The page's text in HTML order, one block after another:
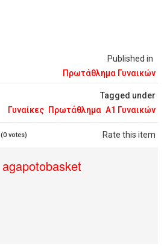
Published in
Πρωτάθλημα Γυναικών
Tagged under
Γυναίκες Πρωτάθλημα Α1 Γυναικών
Rate this item
(0 votes)
agapotobasket